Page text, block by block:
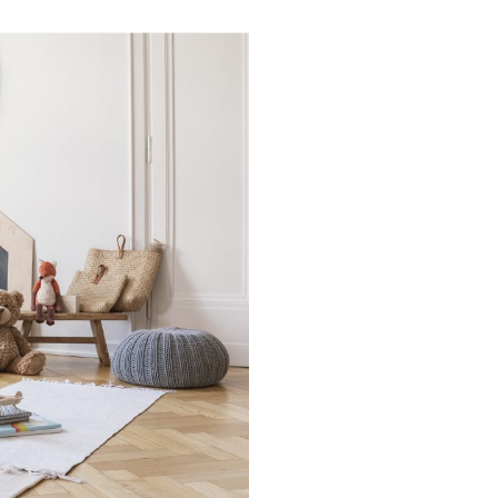
della tua
cucina,
e speciale.Una volta
su genitorialità,
anche tu nel
è grandissima
per rendere più
grazie a spunti su
lavorativa.